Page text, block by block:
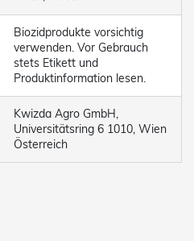
Biozidprodukte vorsichtig
verwenden. Vor Gebrauch
stets Etikett und
Produktinformation lesen.
Kwizda Agro GmbH,
Universitätsring 6 1010, Wien
Österreich